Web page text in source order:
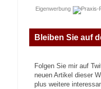
Eigenwerbung
Bleiben Sie auf
Folgen Sie mir auf
neuen Artikel dieser
plus weitere